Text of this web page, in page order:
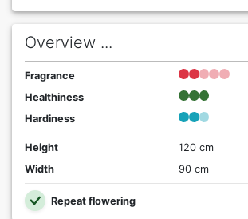
Overview ...
Fragrance
Healthiness
Hardiness
Height
120 cm
Width
90 cm
Repeat flowering